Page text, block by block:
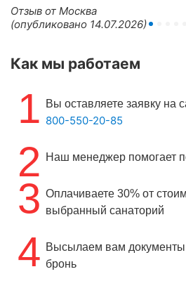
Отзыв от Москва
(опубликовано 14.07.2026)
Как мы работаем
1 Вы оставляете заявку на
800-550-20-85
2 Наш менеджер помогает
3 Оплачиваете 30% от
выбранный санаторий
4 Высылаем вам
бронь